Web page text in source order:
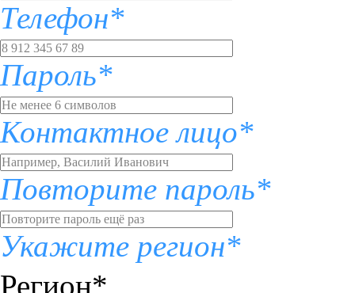
Телефон*
Пароль*
Контактное лицо*
Повторите пароль*
Укажите регион*
Регион*